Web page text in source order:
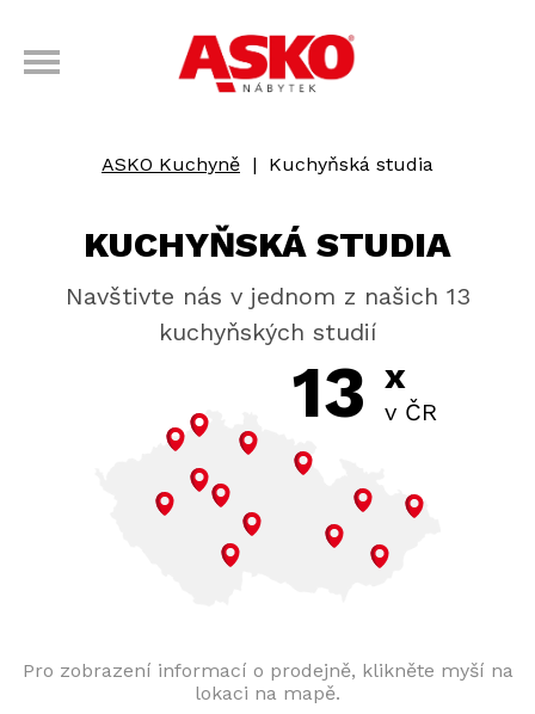
ASKO Kuchyně | Kuchyňská studia
KUCHYŇSKÁ STUDIA
Navštivte nás v jednom z našich 13
kuchyňských studií
13 x
v ČR
Pro zobrazení informací o prodejně, klikněte myší na
lokaci na mapě.